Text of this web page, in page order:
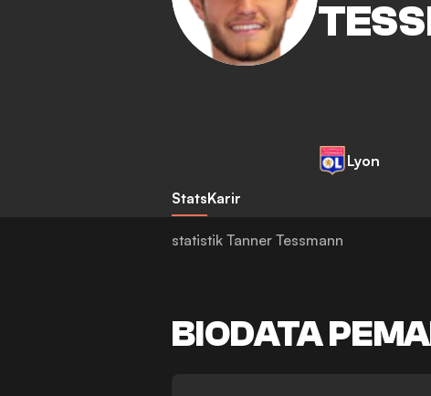
Lyon
StatsKarir
statistik Tanner Tessmann
BIODATA